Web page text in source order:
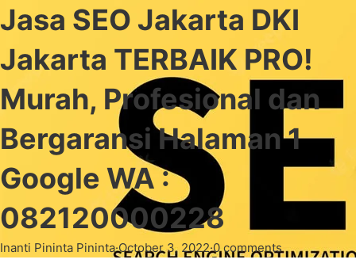
Jasa SEO Jakarta DKI
Jakarta TERBAIK PRO!
Murah, Profesional dan
Bergaransi Halaman 1
Google WA :
082120000228
Inanti Pininta Pininta·October 3, 2022·0 comments